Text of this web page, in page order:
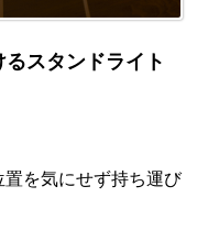
るスタンドライト
置を気にせず持ち運び